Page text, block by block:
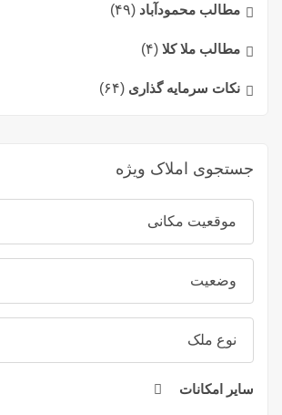
مطالب محمودآباد (۴۹)
مطالب ملا کلا (۴)
نکات سرمایه گذاری (۶۴)
جستجوی املاک ویژه
موقعیت مکانی
وضعیت
نوع ملک
سایر امکانات